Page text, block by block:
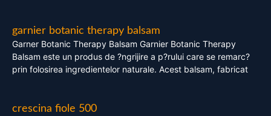
garnier botanic therapy balsam
Garner Botanic Therapy Balsam Garnier Botanic Therapy
Balsam este un produs de ?ngrijire a p?rului care se remarc?
prin folosirea ingredientelor naturale. Acest balsam, fabricat
crescina fiole 500